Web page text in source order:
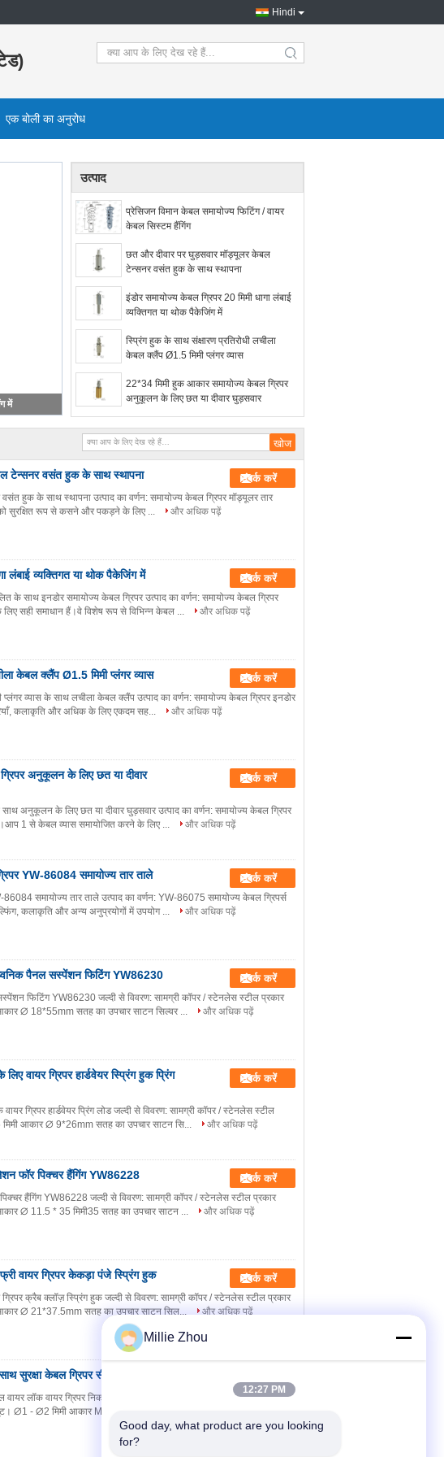
Hindi
search
एक बोली का अनुरोध
उत्पाद
प्रेसिजन विमान केबल समायोज्य फिटिंग / वायर
केबल सिस्टम हैंगिंग
छत और दीवार पर घुड़सवार मॉड्यूलर केबल
टेन्सनर वसंत हुक के साथ स्थापना
इंडोर समायोज्य केबल ग्रिपर 20 मिमी धागा लंबाई
व्यक्तिगत या थोक पैकेजिंग में
स्प्रिंग हुक के साथ संक्षारण प्रतिरोधी लचीला
केबल क्लैंप Ø1.5 मिमी प्लंगर व्यास
22*34 मिमी हुक आकार समायोज्य केबल ग्रिपर
अनुकूलन के लिए छत या दीवार घुड़सवार
टेन्सनर वसंत हुक के साथ स्थापना संपर्क करें
हुक के साथ स्थापना उत्पाद का वर्णन: समायोज्य केबल ग्रिपर मॉड्यूलर तार
को सुरक्षित रूप से कसने और पकड़ने के लिए ...
और अधिक पढ़ें
लंबाई व्यक्तिगत या थोक पैकेजिंग में संपर्क करें
साथ इनडोर समायोज्य केबल ग्रिपर उत्पाद का वर्णन: समायोज्य केबल ग्रिपर
सही समाधान हैं।वे विशेष रूप से विभिन्न केबल ...
और अधिक पढ़ें
केबल क्लैंप Ø1.5 मिमी प्लंगर व्यास संपर्क करें
व्यास के साथ लचीला केबल क्लैंप उत्पाद का वर्णन: समायोज्य केबल ग्रिपर इनडोर
कलाकृति और अधिक के लिए एकदम सह...
और अधिक पढ़ें
अनुकूलन के लिए छत या दीवार
संपर्क करें
अनुकूलन के लिए छत या दीवार घुड़सवार उत्पाद का वर्णन: समायोज्य केबल ग्रिपर
1 से केबल व्यास समायोजित करने के लिए ...
और अधिक पढ़ें
YW-86084 समायोज्य तार ताले संपर्क करें
समायोज्य तार ताले उत्पाद का वर्णन: YW-86075 समायोज्य केबल ग्रिपर्स
कलाकृति और अन्य अनुप्रयोगों में उपयोग ...
और अधिक पढ़ें
पैनल सस्पेंशन फिटिंग YW86230 संपर्क करें
फिटिंग YW86230 जल्दी से विवरण: सामग्री कॉपर / स्टेनलेस स्टील प्रकार
∅ 18*55mm सतह का उपचार साटन सिल्वर ...
और अधिक पढ़ें
वायर ग्रिपर हार्डवेयर स्प्रिंग हुक प्रिंग
संपर्क करें
ग्रिपर हार्डवेयर प्रिंग लोड जल्दी से विवरण: सामग्री कॉपर / स्टेनलेस स्टील
आकार ∅ 9*26mm सतह का उपचार साटन सि...
और अधिक पढ़ें
फॉर पिक्चर हैंगिंग YW86228 संपर्क करें
हैंगिंग YW86228 जल्दी से विवरण: सामग्री कॉपर / स्टेनलेस स्टील प्रकार
∅ 11.5 * 35 मिमी35 सतह का उपचार साटन ...
और अधिक पढ़ें
वायर ग्रिपर केकड़ा पंजे स्प्रिंग हुक संपर्क करें
क्रैब क्लॉज़ स्प्रिंग हुक जल्दी से विवरण: सामग्री कॉपर / स्टेनलेस स्टील प्रकार
∅ 21*37.5mm सतह का उपचार साटन सिल...
और अधिक पढ़ें
सुरक्षा केबल ग्रिपर सीलिंग माउंट
लॉक वायर ग्रिपर निकल पीतल जल्दी से विवरण: सामग्री कॉपर / स्टेनलेस स्टील
∅1 - ∅2 मिमी आकार Mm 10 * 36 मिमी सतह का उपचा...
Millie Zhou
12:27 PM
Good day, what product are you looking
for?